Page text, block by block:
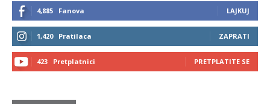
4,885 Fanova LAJKUJ
1,420 Pratilaca ZAPRATI
423 Pretplatnici PRETPLATITE SE